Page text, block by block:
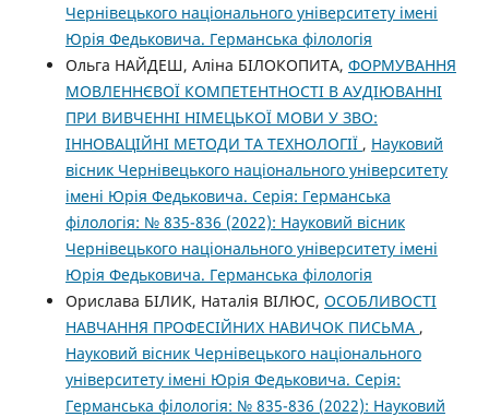
Чернівецького національного університету імені
Юрія Федьковича. Германська філологія
Ольга НАЙДЕШ, Аліна БІЛОКОПИТА, ФОРМУВАННЯ
МОВЛЕННЄВОЇ КОМПЕТЕНТНОСТІ В АУДІЮВАННІ
ПРИ ВИВЧЕННІ НІМЕЦЬКОЇ МОВИ У ЗВО:
ІННОВАЦІЙНІ МЕТОДИ ТА ТЕХНОЛОГІЇ , Науковий
вісник Чернівецького національного університету
імені Юрія Федьковича. Серія: Германська
філологія: № 835-836 (2022): Науковий вісник
Чернівецького національного університету імені
Юрія Федьковича. Германська філологія
Орислава БІЛИК, Наталія ВІЛЮС, ОСОБЛИВОСТІ
НАВЧАННЯ ПРОФЕСІЙНИХ НАВИЧОК ПИСЬМА ,
Науковий вісник Чернівецького національного
університету імені Юрія Федьковича. Серія:
Германська філологія: № 835-836 (2022): Науковий